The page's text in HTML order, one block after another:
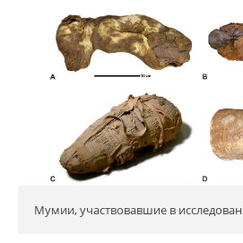
Мумии, участвовавшие в